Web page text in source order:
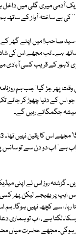
آدمی میری گلی میں داخل
کی بے ساختہ آواز کے ساتھ
سید صاحب! میں اپنے گھر
ہے۔ تب مجھے اس کی شادی
لاہور کے قریب کسی آبادی
پھر جڑ گیا' جب ہم
اس کے دنیا چھوڑ کر
جگمگاتے رہیں گے۔
ہے' اب دو دن سے تو سانس
گزشتہ روز اس نے اپنی
پر بھیجے لیکن پھر
اسے کچھ نہیں ہوگا،
ہے ، اب تو ہماری
ہوگی۔ مجھے حضرت میاں